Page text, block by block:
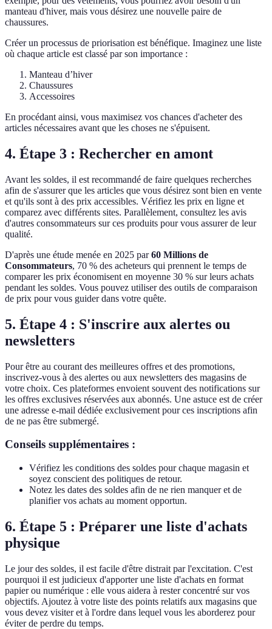
manteau d'hiver, mais vous désirez une nouvelle paire de
chaussures.
Créer un processus de priorisation est bénéfique. Imaginez une liste
où chaque article est classé par son importance :
Manteau d’hiver
Chaussures
Accessoires
En procédant ainsi, vous maximisez vos chances d'acheter des
articles nécessaires avant que les choses ne s'épuisent.
4. Étape 3 : Rechercher en amont
Avant les soldes, il est recommandé de faire quelques recherches
afin de s'assurer que les articles que vous désirez sont bien en vente
et qu'ils sont à des prix accessibles. Vérifiez les prix en ligne et
comparez avec différents sites. Parallèlement, consultez les avis
d'autres consommateurs sur ces produits pour vous assurer de leur
qualité.
D'après une étude menée en 2025 par60 Millions de
Consommateurs, 70 % des acheteurs qui prennent le temps de
comparer les prix économisent en moyenne 30 % sur leurs achats
pendant les soldes. Vous pouvez utiliser des outils de comparaison
de prix pour vous guider dans votre quête.
5. Étape 4 : S'inscrire aux alertes ou
newsletters
Pour être au courant des meilleures offres et des promotions,
inscrivez-vous à des alertes ou aux newsletters des magasins de
votre choix. Ces plateformes envoient souvent des notifications sur
les offres exclusives réservées aux abonnés. Une astuce est de créer
une adresse e-mail dédiée exclusivement pour ces inscriptions afin
de ne pas être submergé.
Conseils supplémentaires :
Vérifiez les conditions des soldes pour chaque magasin et
soyez conscient des politiques de retour.
Notez les dates des soldes afin de ne rien manquer et de
planifier vos achats au moment opportun.
6. Étape 5 : Préparer une liste d'achats
physique
Le jour des soldes, il est facile d'être distrait par l'excitation. C'est
pourquoi il est judicieux d'apporter une liste d'achats en format
papier ou numérique : elle vous aidera à rester concentré sur vos
objectifs. Ajoutez à votre liste des points relatifs aux magasins que
vous devez visiter et à l'ordre dans lequel vous les aborderez pour
éviter de perdre du temps.